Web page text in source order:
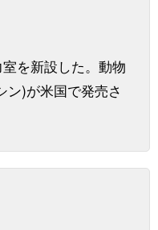
を新設した。動物
)が米国で発売さ